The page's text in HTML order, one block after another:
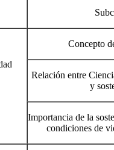
Concepto
Relación entre
y
Importancia de la
condiciones de